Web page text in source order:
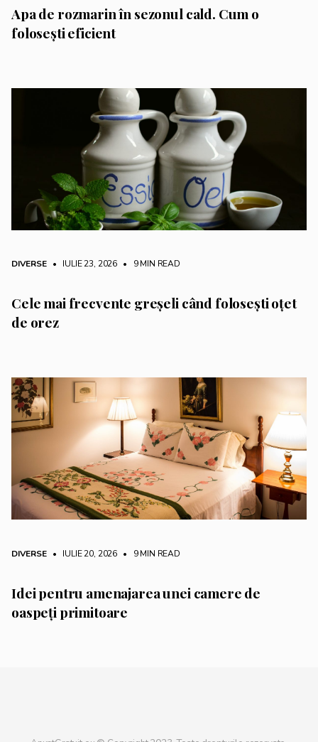
Apa de rozmarin în sezonul cald. Cum o
folosești eficient
DIVERSE • IULIE 23, 2026 • 9 MIN READ
Cele mai frecvente greșeli când folosești oțet
de orez
DIVERSE • IULIE 20, 2026 • 9 MIN READ
Idei pentru amenajarea unei camere de
oaspeți primitoare